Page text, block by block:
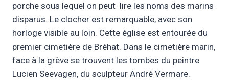
porche sous lequel on peut lire les noms des marins
disparus. Le clocher est remarquable, avec son
horloge visible au loin. Cette église est entourée du
premier cimetière de Bréhat. Dans le cimetière marin,
face à la grève se trouvent les tombes du peintre
Lucien Seevagen, du sculpteur André Vermare.